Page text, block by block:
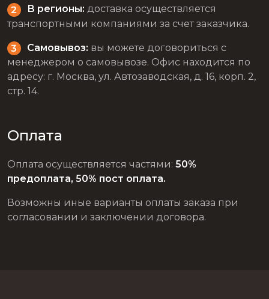
В регионы: доставка осуществляется
транспортными компаниями за счет заказчика.
Самовывоз: вы можете договориться с
менеджером о самовывозе. Офис находится по
адресу: г. Москва, ул. Автозаводская, д. 16, корп. 2,
стр. 14.
Оплата
Оплата осуществляется частями: 50%
предоплата, 50% пост оплата.
Возможны иные варианты оплаты заказа при
согласовании и заключении договора.